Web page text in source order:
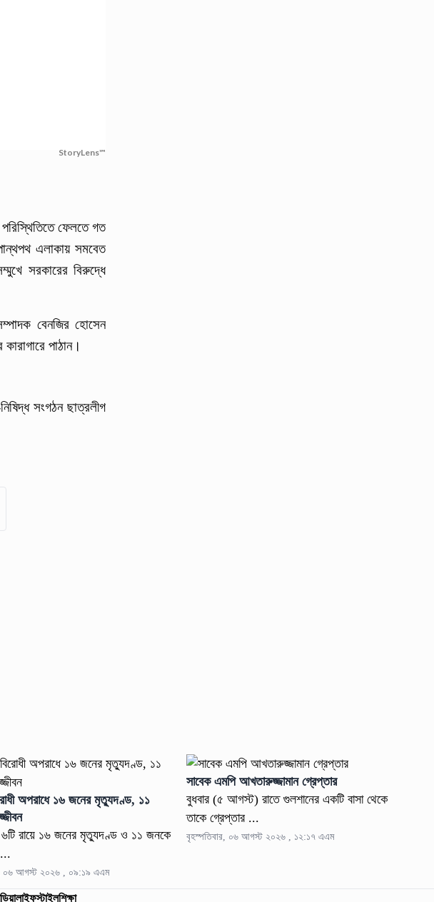
StoryLens™
পরিস্থিতিতে ফেলতে গত
এলাকায় সমবেত
সরকারের বিরুদ্ধে
বেনজির হোসেন
পাঠান।
সংগঠন ছাত্রলীগ
অপরাধে ১৬ জনের মৃত্যুদণ্ড, ১১
রায়ে ১৬ জনের মৃত্যুদণ্ড ও ১১ জনকে
...
০৬ আগস্ট ২০২৬ , ০৯:১৯ এএম
সাবেক এমপি আখতারুজ্জামান গ্রেপ্তার
বুধবার (৫ আগস্ট) রাতে গুলশানের একটি বাসা থেকে
তাকে গ্রেপ্তার ...
বৃহস্পতিবার, ০৬ আগস্ট ২০২৬ , ১২:১৭ এএম
লাইফস্টাইলশিক্ষা